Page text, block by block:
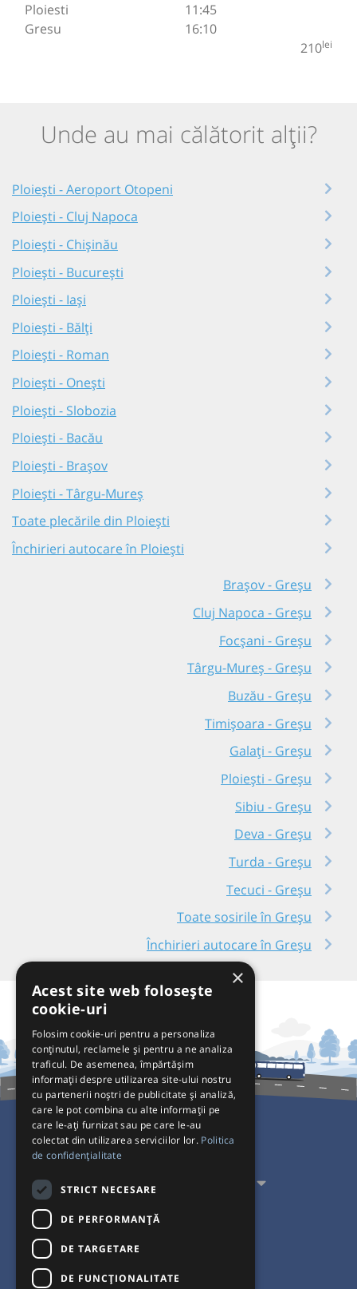
Ploiesti
Gresu
11:45
16:10
210lei
Unde au mai călătorit alții?
Ploiești - Aeroport Otopeni
Ploiești - Cluj Napoca
Ploiești - Chișinău
Ploiești - București
Ploiești - Iași
Ploiești - Bălți
Ploiești - Roman
Ploiești - Onești
Ploiești - Slobozia
Ploiești - Bacău
Ploiești - Brașov
Ploiești - Târgu-Mureș
Toate plecările din Ploiești
Închirieri autocare în Ploiești
Brașov - Greșu
Cluj Napoca - Greșu
Focșani - Greșu
Târgu-Mureș - Greșu
Buzău - Greșu
Timișoara - Greșu
Galați - Greșu
Ploiești - Greșu
Sibiu - Greșu
Deva - Greșu
Turda - Greșu
Tecuci - Greșu
Toate sosirile în Greșu
Închirieri autocare în Greșu
Pentru Călători
Pentru Transportatori
Interacționăm
Acceptăm plăți cu
×
Acest site web folosește
cookie-uri
Folosim cookie-uri pentru a personaliza
conținutul, reclamele și pentru a ne analiza
traficul. De asemenea, împărtășim
informații despre utilizarea site-ului nostru
cu partenerii noștri de publicitate și analiză,
care le pot combina cu alte informații pe
care le-ați furnizat sau pe care le-au
colectat din utilizarea serviciilor lor. Politica
de confidențialitate
STRICT NECESARE
DE PERFORMANȚĂ
DE TARGETARE
DE FUNCŢIONALITATE